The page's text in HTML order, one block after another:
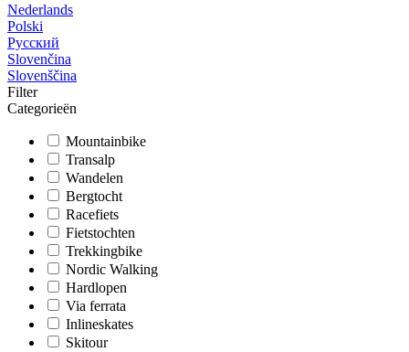
Nederlands
Polski
Русский
Slovenčina
Slovenščina
Filter
Categorieën
Mountainbike
Transalp
Wandelen
Bergtocht
Racefiets
Fietstochten
Trekkingbike
Nordic Walking
Hardlopen
Via ferrata
Inlineskates
Skitour